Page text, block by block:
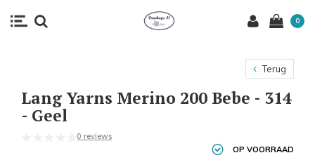
0
Terug
Lang Yarns Merino 200 Bebe - 314
- Geel
0 reviews
OP VOORRAAD